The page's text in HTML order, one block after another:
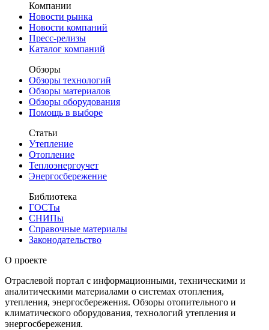
Компании
Новости рынка
Новости компаний
Пресс-релизы
Каталог компаний
Обзоры
Обзоры технологий
Обзоры материалов
Обзоры оборудования
Помощь в выборе
Статьи
Утепление
Отопление
Теплоэнергоучет
Энергосбережение
Библиотека
ГОСТы
СНИПы
Справочные материалы
Законодательство
О проекте
Отраслевой портал с информационными, техническими и
аналитическими материалами о системах отопления,
утепления, энергосбережения. Обзоры отопительного и
климатического оборудования, технологий утепления и
энергосбережения.